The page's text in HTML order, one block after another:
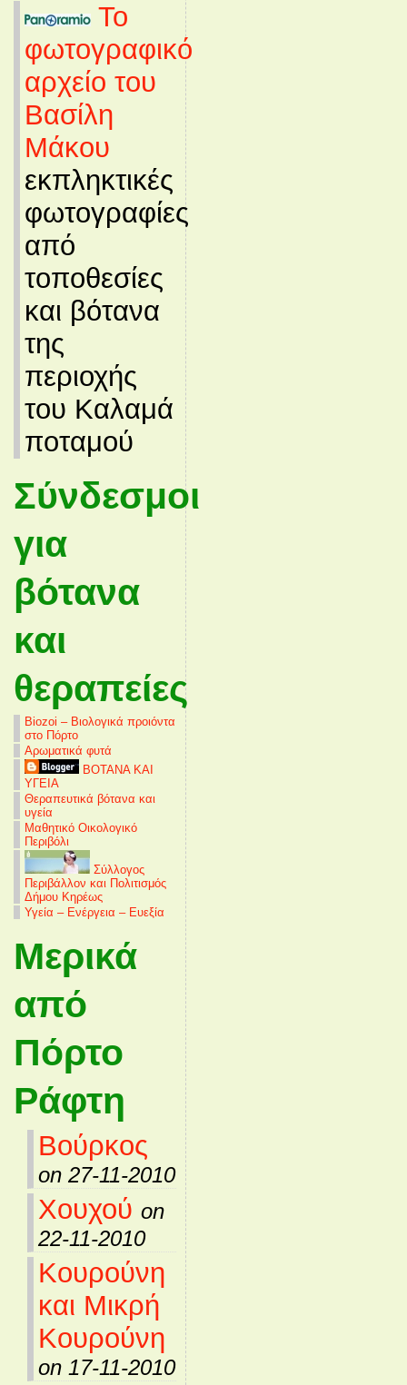
Το
φωτογραφικό
αρχείο του
Βασίλη
Μάκου
εκπληκτικές
φωτογραφίες
από
τοποθεσίες
και βότανα
της
περιοχής
του Καλαμά
ποταμού
Σύνδεσμοι
για
βότανα
και
θεραπείες
Biozoi – Βιολογικά προιόντα
στο Πόρτο
Αρωματικά φυτά
ΒΟΤΑΝΑ ΚΑΙ
ΥΓΕΙΑ
Θεραπευτικά βότανα και
υγεία
Μαθητικό Οικολογικό
Περιβόλι
Σύλλογος
Περιβάλλον και Πολιτισμός
Δήμου Κηρέως
Υγεία – Ενέργεια – Ευεξία
Μερικά
από
Πόρτο
Ράφτη
Βούρκος
on 27-11-2010
Χουχού on
22-11-2010
Κουρούνη
και Μικρή
Κουρούνη
on 17-11-2010